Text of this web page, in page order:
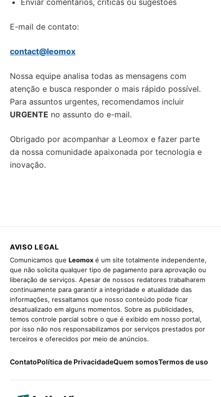
Enviar comentários, críticas ou sugestões
E-mail de contato:
contact@leomox
Nossa equipe analisa todas as mensagens com
atenção e busca responder o mais rápido possível.
Para assuntos urgentes, recomendamos incluir
URGENTE no assunto do e-mail.
Obrigado por acompanhar a Leomox e fazer parte
da nossa comunidade apaixonada por tecnologia e
inovação.
AVISO LEGAL
Comunicamos que Leomox é um site totalmente independente,
que não solicita qualquer tipo de pagamento para aprovação ou
liberação de serviços. Apesar de nossos redatores trabalharem
continuamente para garantir a integridade e atualidade das
informações, ressaltamos que nosso conteúdo pode ficar
desatualizado em alguns momentos. Sobre as publicidades,
temos controle parcial sobre o que é exibido em nosso portal,
por isso não nos responsabilizamos por serviços prestados por
terceiros e oferecidos por meio de anúncios.
ContatoPolítica de PrivacidadeQuem somosTermos de uso